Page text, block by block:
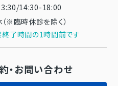
14:30-18:00
※臨時休診を除く）
了時間の1時間前です
・お問い合わせ